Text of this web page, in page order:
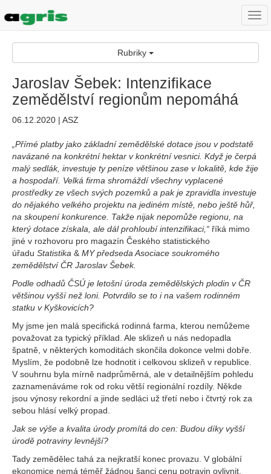
Rubriky
Jaroslav Šebek: Intenzifikace
zemědělství regionům nepomáhá
06.12.2020 | ASZ
„Přímé platby jako základní zemědělské dotace jsou v podstatě
navázané na konkrétní hektar v konkrétní vesnici. Když je čerpá
malý sedlák, investuje ty peníze většinou zase v lokalitě, kde žije
a hospodaří. Velká firma shromáždí všechny vyplacené
prostředky ze všech svých pozemků a pak je zpravidla investuje
do nějakého velkého projektu na jediném místě, nebo ještě hůř,
na skoupení konkurence. Takže nijak nepomůže regionu, na
který dotace získala, ale dál prohloubí intenzifikaci,“ říká mimo
jiné v rozhovoru pro magazín Českého statistického
úřadu Statistika & MY předseda Asociace soukromého
zemědělství ČR Jaroslav Šebek.
Podle odhadů ČSÚ je letošní úroda zemědělských plodin v ČR
většinou vyšší než loni. Potvrdilo se to i na vašem rodinném
statku v Kyškovicích?
My jsme jen malá specifická rodinná farma, kterou nemůžeme
považovat za typický příklad. Ale sklizeň u nás nedopadla
špatně, v některých komoditách skončila dokonce velmi dobře.
Myslím, že podobně lze hodnotit i celkovou sklizeň v republice.
V souhrnu byla mírně nadprůměrná, ale v detailnějším pohledu
zaznamenáváme rok od roku větší regionální rozdíly. Někde
jsou výnosy rekordní a jinde sedláci už třetí nebo i čtvrtý rok za
sebou hlásí velký propad.
Jak se výše a kvalita úrody promítá do cen: Budou díky vyšší
úrodě potraviny levnější?
Tady zemědělec tahá za nejkratší konec provazu. V globální
ekonomice nemá téměř žádnou šanci cenu potravin ovlivnit.